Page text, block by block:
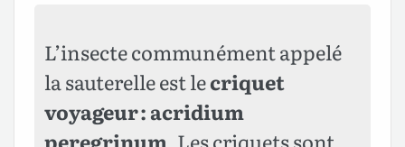
L’insecte communément appelé
la sauterelle est lecriquet
voyageur : acridium